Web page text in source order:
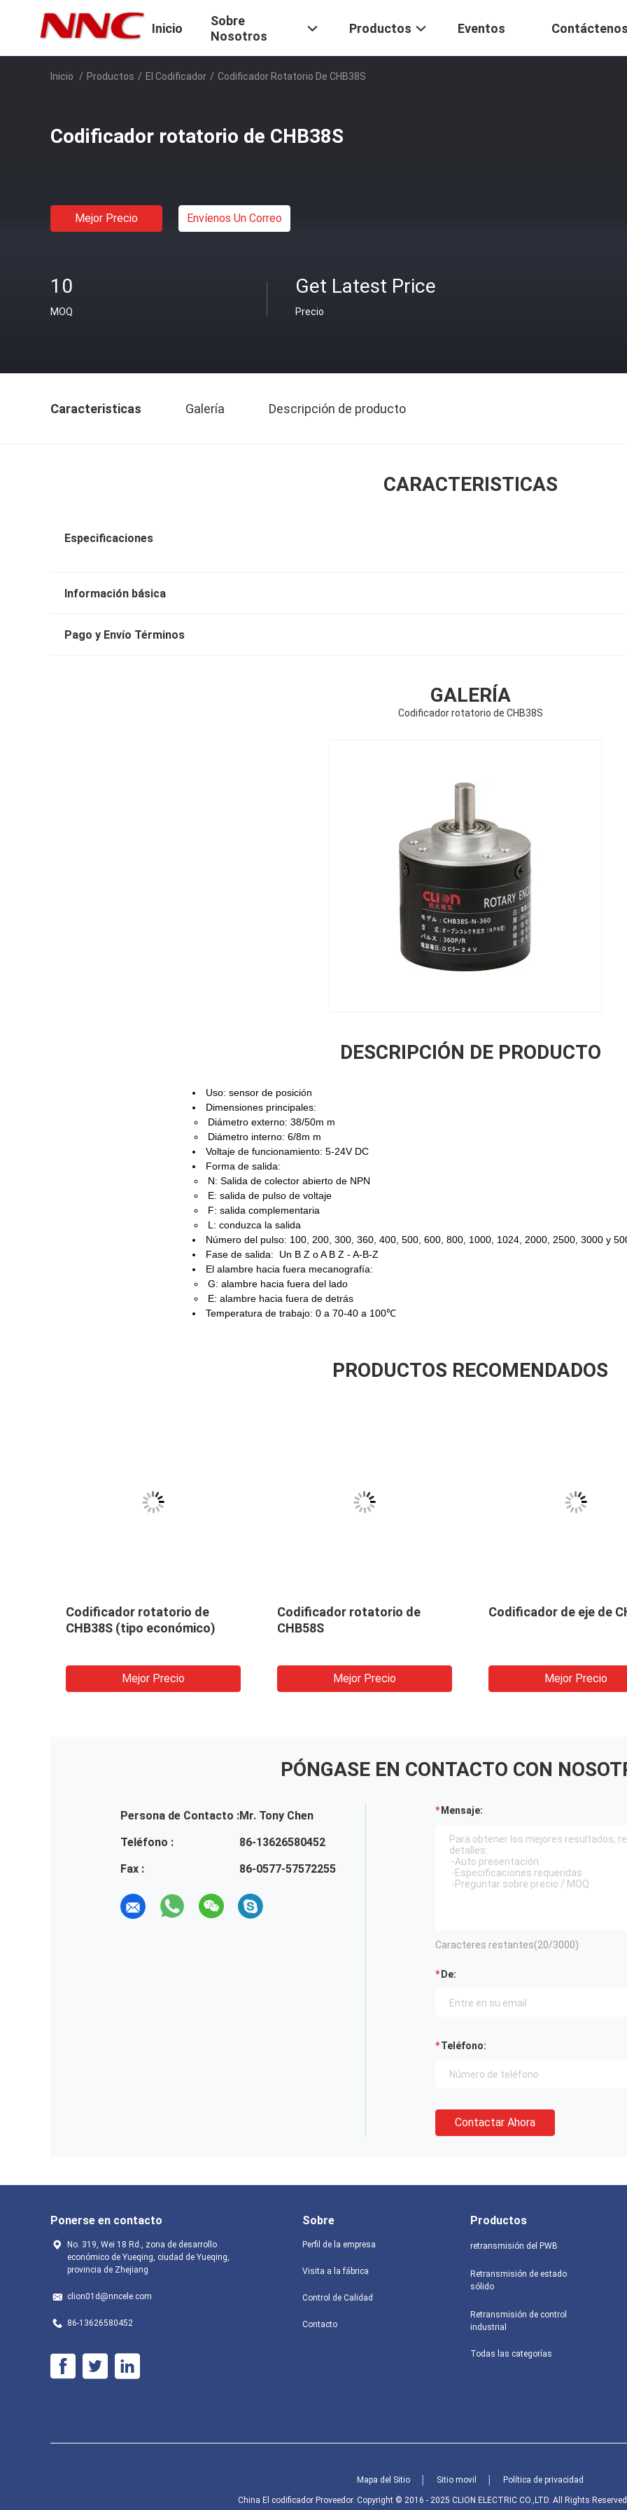
Inicio
Sobre
Nosotros
Productos Eventos
Inicio / Productos / El Codificador / Codificador Rotatorio De CHB38S
Codificador rotatorio de CHB38S
Mejor Precio Envíenos Un Correo
10
MOQ
Get Latest Price
Precio
Caracteristicas Galería Descripción de producto
CARACTERISTICAS
Especificaciones
Información básica
Pago y Envío Términos
GALERÍA
Codificador rotatorio de CHB38S
DESCRIPCIÓN DE PRODUCTO
Uso: sensor de posición
Dimensiones principales:
Diámetro externo: 38/50m m
Diámetro interno: 6/8m m
Voltaje de funcionamiento: 5-24V DC
Forma de salida:
N: Salida de colector abierto de NPN
E: salida de pulso de voltaje
F: salida complementaria
L: conduzca la salida
Número del pulso: 100, 200, 300, 360, 400, 500, 600, 800, 1000, 1024, 2000, 2500, 3000 y
Fase de salida: Un B Z o A B Z - A-B-Z
El alambre hacia fuera mecanografía:
G: alambre hacia fuera del lado
E: alambre hacia fuera de detrás
Temperatura de trabajo: 0 a 70-40 a 100℃
PRODUCTOS RECOMENDADOS
Codificador rotatorio de
CHB38S (tipo económico)
Mejor Precio
Codificador rotatorio de
CHB58S
Mejor Precio
Codificador de eje de
Mejor Precio
PÓNGASE EN CONTACTO CON
Persona de Contacto :Mr. Tony Chen
Teléfono :
86-13626580452
Fax :
86-0577-57572255
Mensaje:
Caracteres restantes(20/3000)
De:
Teléfono:
Contactar Ahora
Ponerse en contacto
No. 319, Wei 18 Rd., zona de desarrollo
económico de Yueqing, ciudad de Yueqing,
provincia de Zhejiang
clion01d@nncele.com
86-13626580452
Sobre
Perfil de la empresa
Visita a la fábrica
Control de Calidad
Contacto
Productos
retransmisión del PWB
Retransmisión de estado
sólido
Retransmisión de control
industrial
Todas las categorías
Mapa del Sitio Sitio movil Política de privacidad
China El codificadorProveedor. Copyright © 2016 - 2025 CLION ELECTRIC CO.,LTD. All Rights